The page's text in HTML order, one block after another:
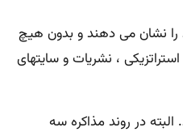
نشان می دهند و بدون هیچ
، نشریات و سایتهای
در روند مذاکره سه